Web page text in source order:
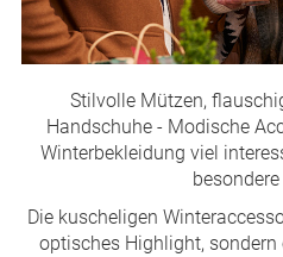
Stilvolle Mützen,
Handschuhe - Modische
Winterbekleidung viel
Die kuscheligen
optisches Highlight, sondern